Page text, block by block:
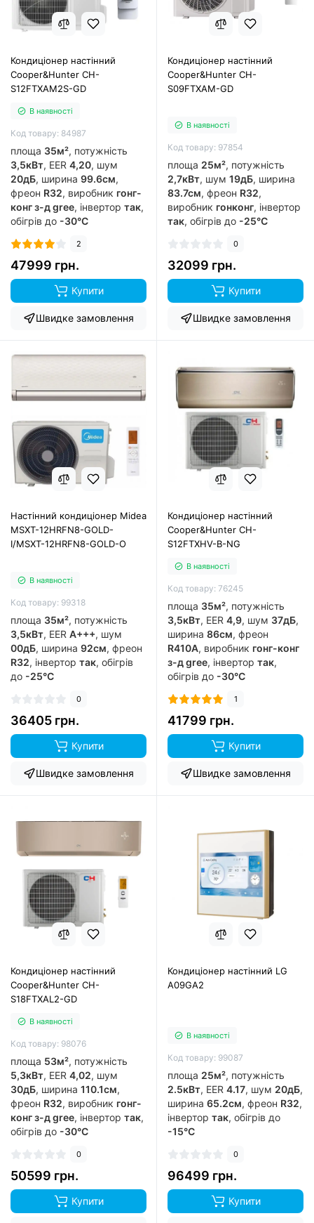
Кондиціонер настінний
Cooper&Hunter CH-
S12FTXAM2S-GD
В наявності
Код товару: 84987
площа 35м², потужність
3,5кВт, EER 4,20, шум
20дБ, ширина 99.6см,
фреон R32, виробник гонг-
конг з-д gree, інвертор так,
обігрів до -30°C
2
47999 грн.
Купити
Швидке замовлення
Кондиціонер настінний
Cooper&Hunter CH-
S09FTXAM-GD
В наявності
Код товару: 97854
площа 25м², потужність
2,7кВт, шум 19дБ, ширина
83.7см, фреон R32,
виробник гонконг, інвертор
так, обігрів до -25°C
0
32099 грн.
Купити
Швидке замовлення
Настінний кондиціонер Midea
MSXT-12HRFN8-GOLD-
I/MSXT-12HRFN8-GOLD-O
В наявності
Код товару: 99318
площа 35м², потужність
3,5кВт, EER А+++, шум
00дБ, ширина 92см, фреон
R32, інвертор так, обігрів
до -25°C
0
36405 грн.
Купити
Швидке замовлення
Кондиціонер настінний
Cooper&Hunter CH-
S12FTXHV-B-NG
В наявності
Код товару: 76245
площа 35м², потужність
3,5кВт, EER 4,9, шум 37дБ,
ширина 86см, фреон
R410A, виробник гонг-конг
з-д gree, інвертор так,
обігрів до -30°C
1
41799 грн.
Купити
Швидке замовлення
Кондиціонер настінний
Cooper&Hunter CH-
S18FTXAL2-GD
В наявності
Код товару: 98076
площа 53м², потужність
5,3кВт, EER 4,02, шум
30дБ, ширина 110.1см,
фреон R32, виробник гонг-
конг з-д gree, інвертор так,
обігрів до -30°C
0
50599 грн.
Купити
Кондиціонер настінний LG
A09GA2
В наявності
Код товару: 99087
площа 25м², потужність
2.5кВт, EER 4.17, шум 20дБ,
ширина 65.2см, фреон R32,
інвертор так, обігрів до
-15°C
0
96499 грн.
Купити